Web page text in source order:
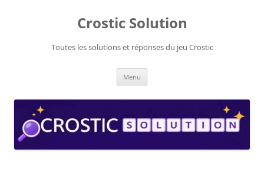
Crostic Solution
Toutes les solutions et réponses du jeu Crostic
Menu